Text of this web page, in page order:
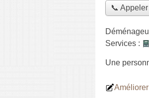
📞
Services :
Une